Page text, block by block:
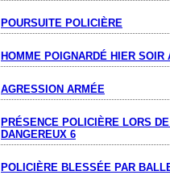
POURSUITE POLICIÈRE
HOMME POIGNARDÉ HIER SOIR
AGRESSION ARMÉE
PRÉSENCE POLICIÈRE LORS
DANGEREUX 6
POLICIÈRE BLESSÉE PAR